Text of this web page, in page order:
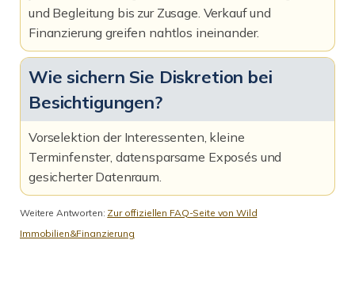
und Begleitung bis zur Zusage. Verkauf und
Finanzierung greifen nahtlos ineinander.
Wie sichern Sie Diskretion bei
Besichtigungen?
Vorselektion der Interessenten, kleine
Terminfenster, datensparsame Exposés und
gesicherter Datenraum.
Weitere Antworten: Zur offiziellen FAQ-Seite von Wild
Immobilien&Finanzierung